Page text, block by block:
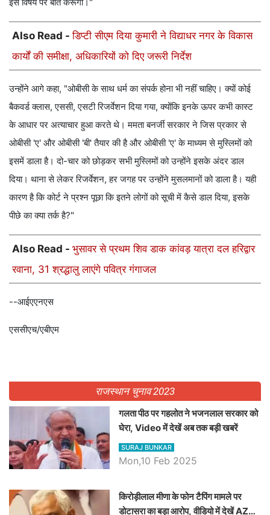
Also Read -डिप्टी सीएम दिया कुमारी ने विद्याधर नगर के विकास
कार्यों की समीक्षा, अधिकारियों को दिए जरूरी निर्देश
उन्होंने आगे कहा, "ओबीसी के साथ धर्म का संपर्क होना भी नहीं चाहिए। क्यों कोई
बैकवर्ड क्लास, एससी, एसटी रिजर्वेशन दिया गया, क्योंकि इनके ऊपर कभी कास्ट
के आधार पर अत्याचार हुआ करते थे। ममता बनर्जी सरकार ने जिस प्रकार से
ओबीसी 'ए' और ओबीसी 'बी' तैयार की है और ओबीसी 'ए' के माध्यम से मुस्लिमों को
इसमें डाला है। दो-चार को छोड़कर सभी मुस्लिमों को उन्होंने इसके अंदर डाल
दिया। थाना से लेकर रिजर्वेशन, हर जगह पर उन्होंने मुसलमानों को डाला है। यही
कारण है कि कोर्ट ने प्रश्न पूछा कि इतने लोगों को सूची में कैसे डाल दिया, इसके
पीछे का क्या तर्क है?"
Also Read - भुसावर से प्रथम शिव डाक कांवड़ यात्रा दल हरिद्वार
रवाना, 31 श्रद्धालु लाएंगे पवित्र गंगाजल
--आईएएनएस
एससीएच/एबीएम
राजस्थान चुनाव 2023
गलता पीठ पर गहलोत ने भजनलाल सरकार को
घेरा, Video में देखें अब तक बड़ी खबरें
SURAJ BUNKAR
Mon,10 Feb 2025
किरोड़ीलाल मीणा के फोन टैपिंग मामले पर
डोटासरा का बड़ा आरोप, वीडियो में देखें AZ